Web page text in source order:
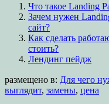
Что такое Landing
Зачем нужен
сайт?
Как сделать
стоить?
Лендинг пейдж
размещено в: Для чего
выглядит, замены, цена